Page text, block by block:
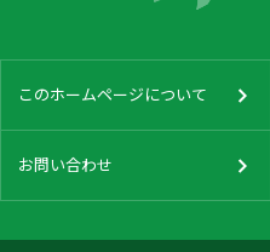
このホームページについて
お問い合わせ